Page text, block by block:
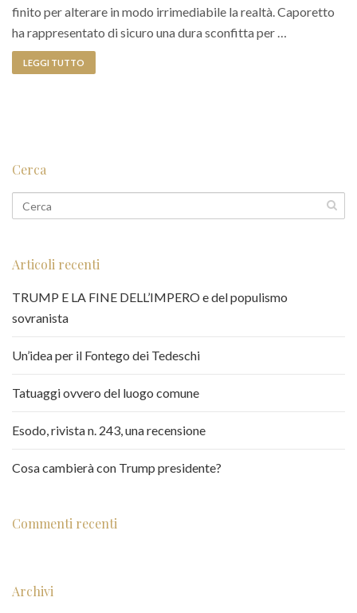
finito per alterare in modo irrimediabile la realtà. Caporetto
ha rappresentato di sicuro una dura sconfitta per …
LEGGI TUTTO
Cerca
Articoli recenti
TRUMP E LA FINE DELL’IMPERO e del populismo
sovranista
Un’idea per il Fontego dei Tedeschi
Tatuaggi ovvero del luogo comune
Esodo, rivista n. 243, una recensione
Cosa cambierà con Trump presidente?
Commenti recenti
Archivi